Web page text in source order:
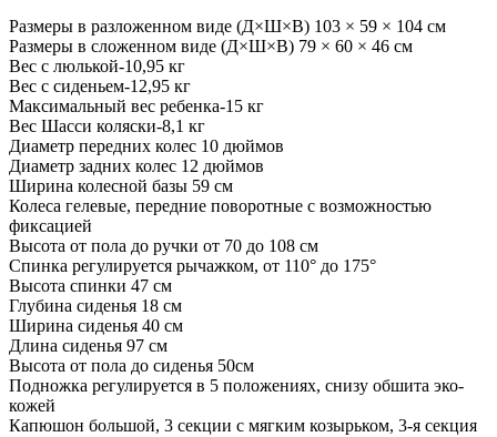
Размеры в разложенном виде (Д×Ш×В) 103 × 59 × 104 см
Размеры в сложенном виде (Д×Ш×В) 79 × 60 × 46 см
Вес с люлькой-10,95 кг
Вес с сиденьем-12,95 кг
Максимальный вес ребенка-15 кг
Вес Шасси коляски-8,1 кг
Диаметр передних колес 10 дюймов
Диаметр задних колес 12 дюймов
Ширина колесной базы 59 см
Колеса гелевые, передние поворотные с возможностью
фиксацией
Высота от пола до ручки от 70 до 108 см
Спинка регулируется рычажком, от 110° до 175°
Высота спинки 47 см
Глубина сиденья 18 см
Ширина сиденья 40 см
Длина сиденья 97 см
Высота от пола до сиденья 50см
Подножка регулируется в 5 положениях, снизу обшита эко-
кожей
Капюшон большой, 3 секции с мягким козырьком, 3-я секция